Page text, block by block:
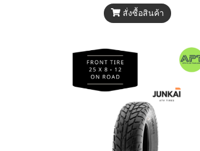
สั่งซื้อสินค้า